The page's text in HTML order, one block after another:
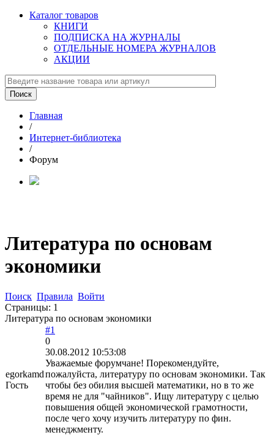
Каталог товаров
КНИГИ
ПОДПИСКА НА ЖУРНАЛЫ
ОТДЕЛЬНЫЕ НОМЕРА ЖУРНАЛОВ
АКЦИИ
Главная
/
Интернет-библиотека
/
Форум
Литература по основам
экономики
Поиск Правила Войти
Страницы: 1
Литература по основам экономики
egorkamd
Гость
#1
0
30.08.2012 10:53:08
Уважаемые форумчане! Порекомендуйте,
пожалуйста, литературу по основам экономики. Так
чтобы без обилия высшей математики, но в то же
время не для "чайников". Ищу литературу с целью
повышения общей экономической грамотности,
после чего хочу изучить литературу по фин.
менеджменту.